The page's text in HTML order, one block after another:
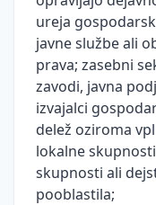
ureja
javne službe ali
prava; zasebni
zavodi, javna
izvajalci
delež oziroma
lokalne
skupnosti ali
pooblastila;